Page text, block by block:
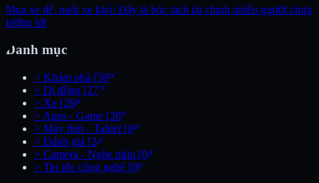
Mua xe dễ, nuôi xe khó: Đây là bóc tách tài chính nhiều người chưa
lường tới
Danh mục
> Khám phá [589]
> Di động [273]
> Xe [268]
> Apps - Game [205]
> Máy tính - Tablet [69]
> Đánh giá [24]
> Camera - Nghe nhìn [04]
> Tin tức công nghệ [00]